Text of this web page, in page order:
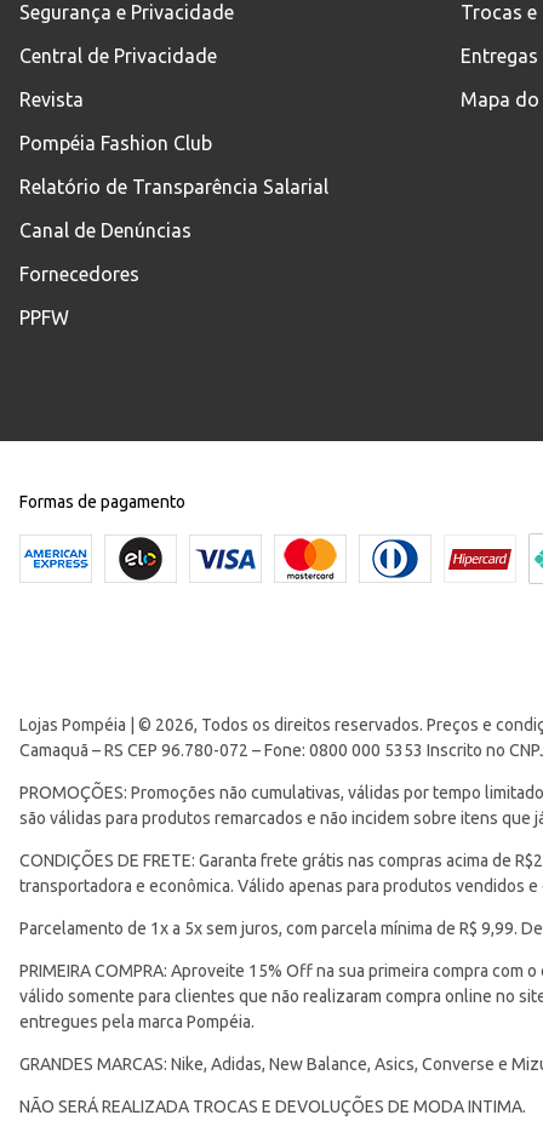
Segurança e Privacidade
Central de Privacidade
Revista
Pompéia Fashion Club
Relatório de Transparência Salarial
Canal de Denúncias
Fornecedores
PPFW
Trocas e
Entregas
Mapa do
Formas de pagamento
Lojas Pompéia | © 2026, Todos os direitos reservados. Preços e
Camaquã – RS CEP 96.780-072 – Fone: 0800 000 5353 Inscrito no
PROMOÇÕES: Promoções não cumulativas, válidas por tempo
são válidas para produtos remarcados e não incidem sobre itens
CONDIÇÕES DE FRETE: Garanta frete grátis nas compras acima de
transportadora e econômica. Válido apenas para produtos vendidos
Parcelamento de 1x a 5x sem juros, com parcela mínima de R$ 9,99.
PRIMEIRA COMPRA: Aproveite 15% Off na sua primeira compra com
válido somente para clientes que não realizaram compra online no
entregues pela marca Pompéia.
GRANDES MARCAS: Nike, Adidas, New Balance, Asics, Converse e
NÃO SERÁ REALIZADA TROCAS E DEVOLUÇÕES DE MODA INTIMA.